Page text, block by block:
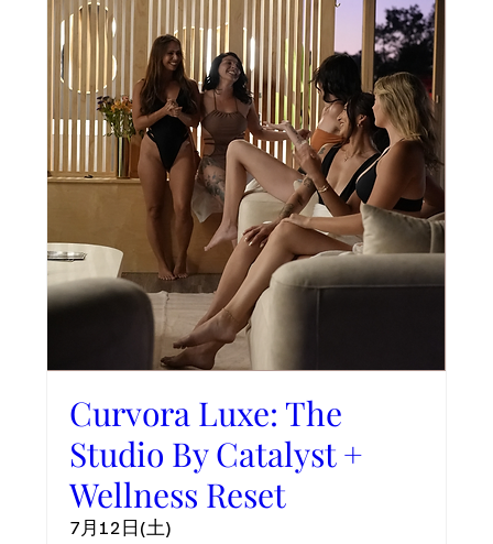
Curvora Luxe: The
Studio By Catalyst +
Wellness Reset
7月12日(土)